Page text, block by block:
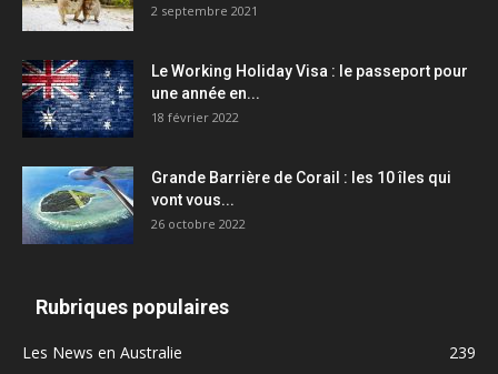
2 septembre 2021
Le Working Holiday Visa : le passeport pour
une année en...
18 février 2022
Grande Barrière de Corail : les 10 îles qui
vont vous...
26 octobre 2022
Rubriques populaires
Les News en Australie
239